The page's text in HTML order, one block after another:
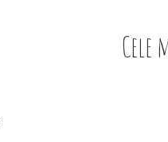
Cele